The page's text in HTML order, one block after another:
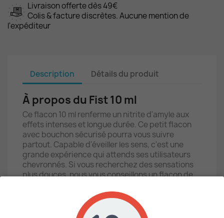
Livraison offerte dès 49€
Colis & facture discrètes. Aucune mention de
l'expéditeur
Description Détails du produit
À propos du Fist 10 ml
Ce flacon 10 ml renferme un nitrite d'amyle aux
effets intenses et longue durée. Ce petit flacon
avec bouchon sécurisé pourra vous suivre
partout. Capable d'éveiller les sens, c'est une
grande expérience qui attends ses utilisateurs
chevronnés. Si vous recherchez des sensations
plus douces, nous vous conseillons un flacon de
VOUS AIMEREZ AUSSI